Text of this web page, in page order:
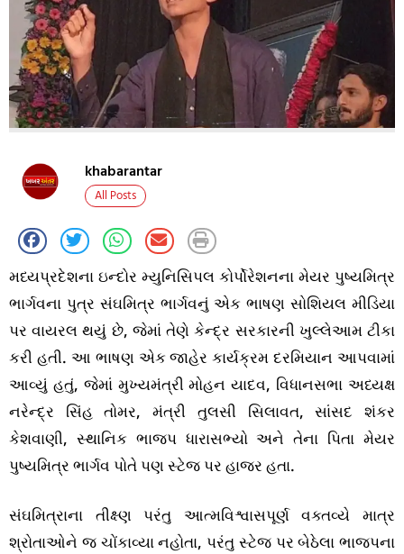
khabarantar
All Posts
મધ્યપ્રદેશના ઇન્દોર મ્યુનિસિપલ કોર્પોરેશનના મેયર પુષ્યમિત્ર
ભાર્ગવના પુત્ર સંઘમિત્ર ભાર્ગવનું એક ભાષણ સોશિયલ મીડિયા
પર વાયરલ થયું છે, જેમાં તેણે કેન્દ્ર સરકારની ખુલ્લેઆમ ટીકા
કરી હતી. આ ભાષણ એક જાહેર કાર્યક્રમ દરમિયાન આપવામાં
આવ્યું હતું, જેમાં મુખ્યમંત્રી મોહન યાદવ, વિધાનસભા અધ્યક્ષ
નરેન્દ્ર સિંહ તોમર, મંત્રી તુલસી સિલાવત, સાંસદ શંકર
કેશવાણી, સ્થાનિક ભાજપ ધારાસભ્યો અને તેના પિતા મેયર
પુષ્યમિત્ર ભાર્ગવ પોતે પણ સ્ટેજ પર હાજર હતા.
સંઘમિત્રાના તીક્ષ્ણ પરંતુ આત્મવિશ્વાસપૂર્ણ વક્તવ્યે માત્ર
શ્રોતાઓને જ ચોંકાવ્યા નહોતા, પરંતુ સ્ટેજ પર બેઠેલા ભાજપના